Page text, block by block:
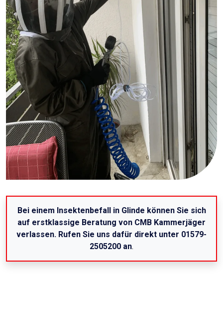
Bei einem Insektenbefall in Glinde können Sie sich
auf erstklassige Beratung von CMB Kammerjäger
verlassen. Rufen Sie uns dafür direkt unter 01579-
2505200 an.